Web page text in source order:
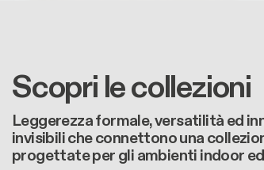
Scopri le collezioni
Leggerezza formale, versatilità ed
invisibili che connettono una
progettate per gli ambienti indoor